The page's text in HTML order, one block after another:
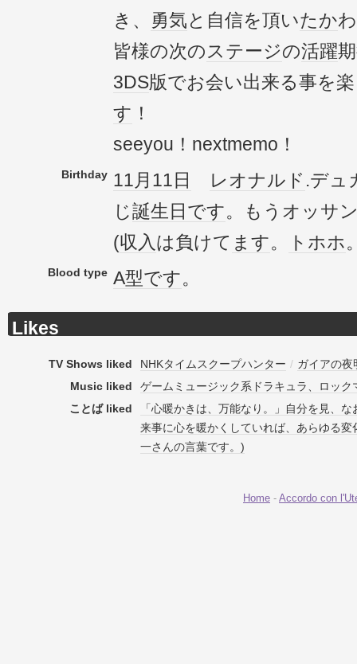
き、
勇気と自信を頂いたか
皆様の次のステージの活躍
3DS版でお会い出来る事を
す ！
seeyou！nextmemo！
Birthday 11月11日 レオナルド .デュ
じ誕生日 です。もうオッサ
(収入は負けて ます。 トホホ
Blood type A型です。
Likes
TV Shows liked NHKタイムスクープハンター / ガイアの夜
Music liked
ゲームミュージック系ドラキュラ、ロック
ことば liked
「心暖かきは、万能なり。」自分を見、
来事に心を暖かくしていれば、あらゆる
一さんの言葉です。)
Home - Accordo con